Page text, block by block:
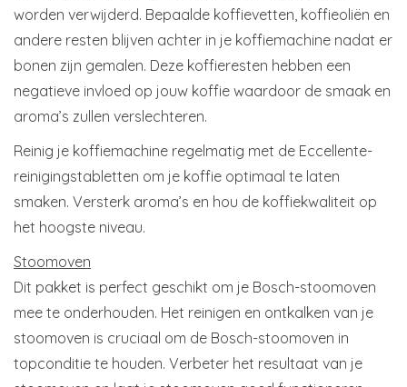
worden verwijderd. Bepaalde koffievetten, koffieoliën en
andere resten blijven achter in je koffiemachine nadat er
bonen zijn gemalen. Deze koffieresten hebben een
negatieve invloed op jouw koffie waardoor de smaak en
aroma’s zullen verslechteren.
Reinig je koffiemachine regelmatig met de Eccellente-
reinigingstabletten om je koffie optimaal te laten
smaken. Versterk aroma’s en hou de koffiekwaliteit op
het hoogste niveau.
Stoomoven
Dit pakket is perfect geschikt om je Bosch-stoomoven
mee te onderhouden. Het reinigen en ontkalken van je
stoomoven is cruciaal om de Bosch-stoomoven in
topconditie te houden. Verbeter het resultaat van je